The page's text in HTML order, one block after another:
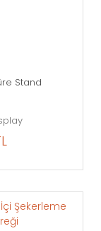
Stand